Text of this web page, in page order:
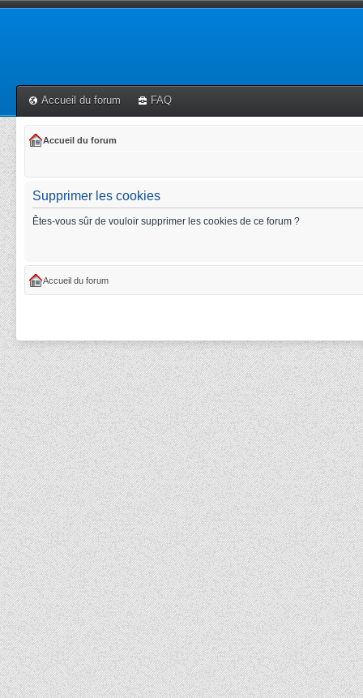
Accueil du forum FAQ
Accueil du forum
Supprimer les cookies
Êtes-vous sûr de vouloir supprimer les cookies de ce forum ?
Accueil du forum